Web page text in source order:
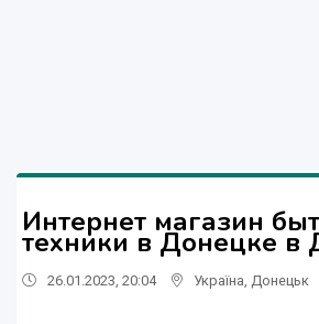
Интернет магазин
техники в Донецке в
26.01.2023, 20:04 Україна Донецьк